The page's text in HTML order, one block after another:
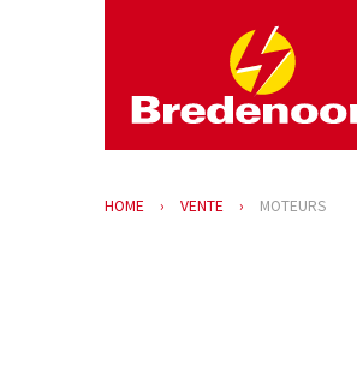
HOME VENTE MOTEURS